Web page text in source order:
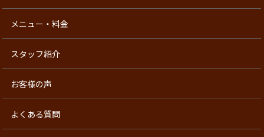
メニュー・料金
スタッフ紹介
お客様の声
よくある質問